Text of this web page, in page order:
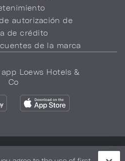
autorización de
de crédito
de la marca
Loews Hotels &
Co